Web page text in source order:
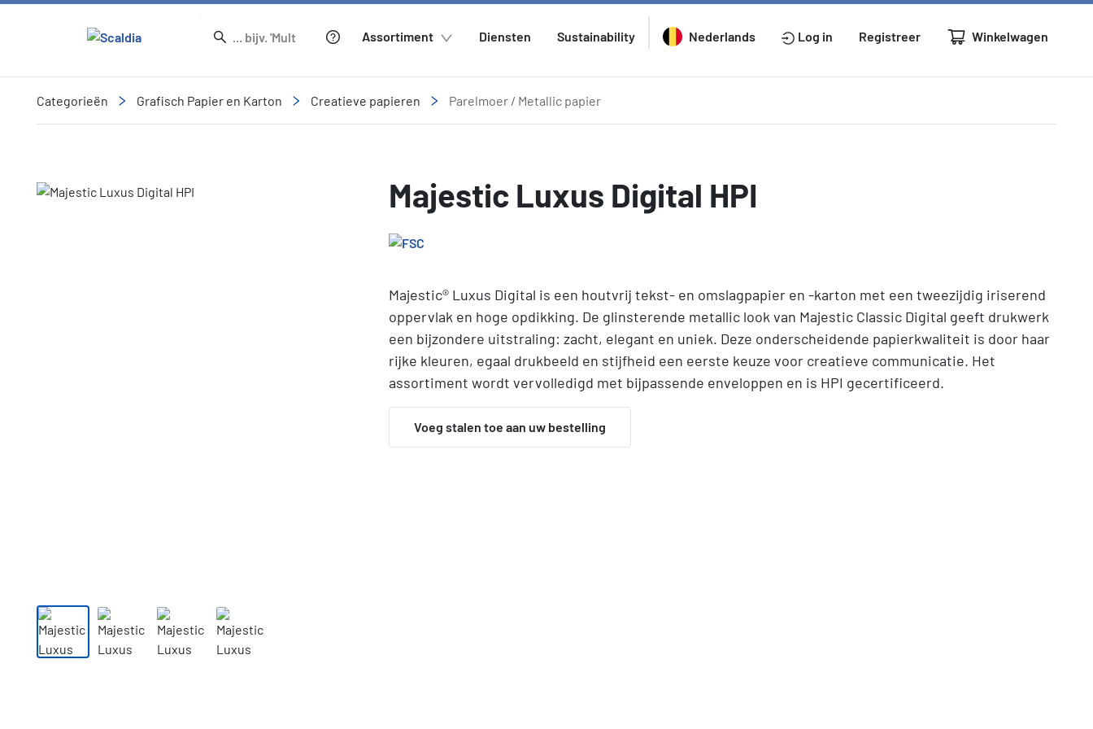
Assortiment Diensten Sustainability Nederlands Log in Registreer Winkelwagen
Categorieën Grafisch Papier en Karton Creatieve papieren Parelmoer / Metallic papier
Slide 1 of 4 Majestic Luxus Digital HPI
Majestic® Luxus Digital is een houtvrij tekst- en omslagpapier en -karton met een tweezijdig iriserend
oppervlak en hoge opdikking. De glinsterende metallic look van Majestic Classic Digital geeft drukwerk
een bijzondere uitstraling: zacht, elegant en uniek. Deze onderscheidende papierkwaliteit is door haar
rijke kleuren, egaal drukbeeld en stijfheid een eerste keuze voor creatieve communicatie. Het
assortiment wordt vervolledigd met bijpassende enveloppen en is HPI gecertificeerd.
Voeg stalen toe aan uw bestelling